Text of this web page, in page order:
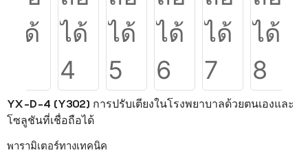
YX-D-4 (Y302) การปรับเตียงในโรงพยาบาลด้วยตนเองและ
โซลูชันที่เชื่อถือได้
พารามิเตอร์ทางเทคนิค